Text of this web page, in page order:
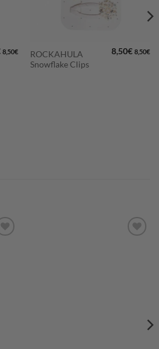
8,50€
ROCKAHULA
Snowflake Clips
8,50€ 8,50€